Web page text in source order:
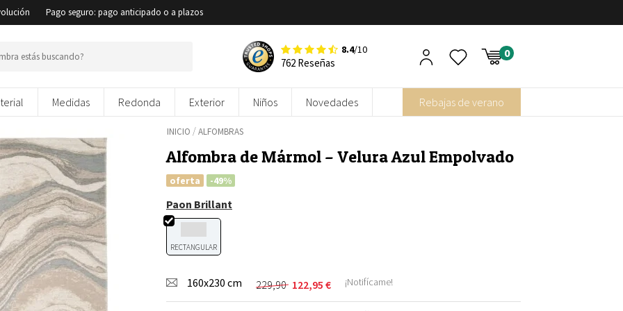
Pago seguro: pago anticipado o a plazos
8.4/10
762 Reseñas
Medidas Redonda Exterior Niños Novedades Rebajas de verano
INICIO /ALFOMBRAS
Alfombra de Mármol – Velura Azul Empolvado
oferta -49%
Paon Brillant
RECTANGULAR
160x230 cm 229,90
El
precio
122,95 €
El
precio
¡Notifícame!